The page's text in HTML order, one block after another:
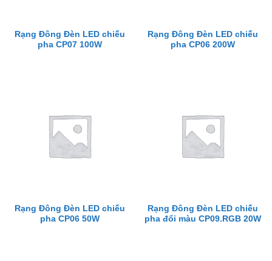
Rạng Đông Đèn LED chiếu
pha CP07 100W
Rạng Đông Đèn LED chiếu
pha CP06 200W
Rạng Đông Đèn LED chiếu
pha CP06 50W
Rạng Đông Đèn LED chiếu
pha đổi màu CP09.RGB 20W